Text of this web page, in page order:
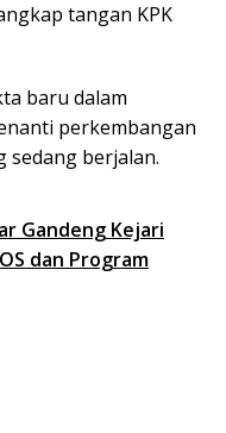
tangan KPK
baru dalam
perkembangan
sedang berjalan.
Gandeng Kejari
dan Program